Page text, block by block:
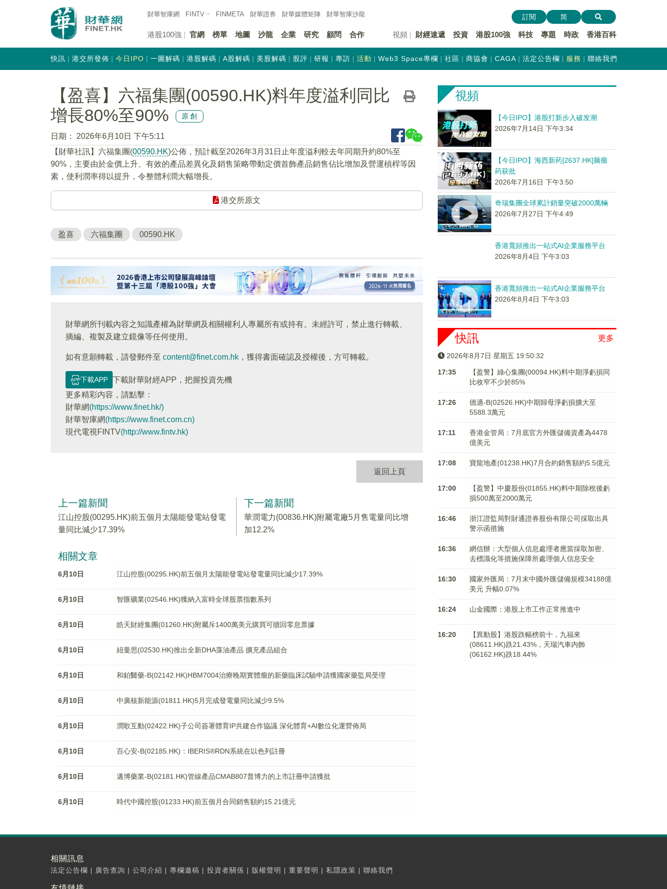
財華智庫網 FINTV FINMETA 財華證券 財華媒體矩陣 財華智庫沙龍
港股100強 官網 榜單 地圖 沙龍 企業 研究 顧問 合作 視頻 財經速遞 投資 港股100強 科技 專題 時政 香港百科
訂閱 简
快訊 港交所發佈 今日IPO 一圖解碼 港股解碼 A股解碼 美股解碼 股評 研報 專訪 活動 Web3 Space專欄 社區 商協會 CAGA 法定公告欄 服務 聯絡我們
【盈喜】六福集團(00590.HK)料年度溢利同比
增長80%至90%
原創
日期：
2026年6月10日 下午5:11
​【財華社訊】六福集團(00590.HK)公佈，預計截至2026年3月31日止年度溢利較去年同期升約80%至
90%，主要由於金價上升、有效的產品差異化及銷售策略帶動定價首飾產品銷售佔比增加及營運槓桿等因
素，使利潤率得以提升，令整體利潤大幅增長。
港交所原文
盈喜 六福集團 00590.HK
財華網所刊載內容之知識產權為財華網及相關權利人專屬所有或持有。未經許可，禁止進行轉載、
摘編、複製及建立鏡像等任何使用。
如有意願轉載，請發郵件至 content@finet.com.hk ，獲得書面確認及授權後，方可轉載。
下載APP
下載財華財經APP，把握投資先機
更多精彩内容，請點擊：
財華網(https://www.finet.hk/)
財華智庫網(https://www.finet.com.cn)
現代電視FINTV(http://www.fintv.hk)
返回上頁
上一篇新聞
江山控股(00295.HK)前五個月太陽能發電站發電
量同比減少17.39%
下一篇新聞
華潤電力(00836.HK)附屬電廠5月售電量同比增
加12.2%
相關文章
6月10日 江山控股(00295.HK)前五個月太陽能發電站發電量同比減少17.39%
6月10日 智匯礦業(02546.HK)獲納入富時全球股票指數系列
6月10日 皓天財經集團(01260.HK)附屬斥1400萬美元購買可贖回零息票據
6月10日 紐曼思(02530.HK)推出全新DHA藻油產品 擴充產品組合
6月10日 和鉑醫藥-B(02142.HK)HBM7004治療晚期實體瘤的新藥臨床試驗申請獲國家藥監局受理
6月10日 中廣核新能源(01811.HK)5月完成發電量同比減少9.5%
6月10日 潤歌互動(02422.HK)子公司簽署體育IP共建合作協議 深化體育+AI數位化運營佈局
6月10日 百心安-B(02185.HK)：IBERIS®RDN系統在以色列註冊
6月10日 邁博藥業-B(02181.HK)管線產品CMAB807普博力的上市註冊申請獲批
6月10日 時代中國控股(01233.HK)前五個月合同銷售額約15.21億元
視頻
【今日IPO】港股打新步入破发潮
2026年7月14日 下午3:34
【今日IPO】海西新药[2637.HK]脑瘤
药获批
2026年7月16日 下午3:50
奇瑞集團全球累計銷量突破2000萬輛
2026年7月27日 下午4:49
香港寬頻推出一站式AI企業服務平台
2026年8月4日 下午3:03
香港寬頻推出一站式AI企業服務平台
2026年8月4日 下午3:03
更多
快訊
2026年8月7日 星期五 19:50:32
17:35
【盈警】綠心集團(00094.HK)料中期淨虧損同
比收窄不少於85%
17:26
德適-B(02526.HK)中期歸母淨虧損擴大至
5588.3萬元
17:11
香港金管局：7月底官方外匯儲備資產為4478
億美元
17:08 寶龍地產(01238.HK)7月合約銷售額約5.5億元
17:00
【盈警】中慶股份(01855.HK)料中期除稅後虧
損500萬至2000萬元
16:46
浙江證監局對財通證券股份有限公司採取出具
警示函措施
16:36
網信辦：大型個人信息處理者應當採取加密、
去標識化等措施保障所處理個人信息安全
16:30
國家外匯局：7月末中國外匯儲備規模34188億
美元 升幅0.07%
16:24 山金國際：港股上市工作正常推進中
16:20
【異動股】港股跌幅榜前十，九福來
(08611.HK)跌21.43%，天瑞汽車内飾
(06162.HK)跌18.44%
相關訊息
法定公告欄 | 廣告查詢 | 公司介紹 | 專欄邀稿 | 投資者關係 | 版權聲明 | 重要聲明 | 私隱政策 | 聯絡我們